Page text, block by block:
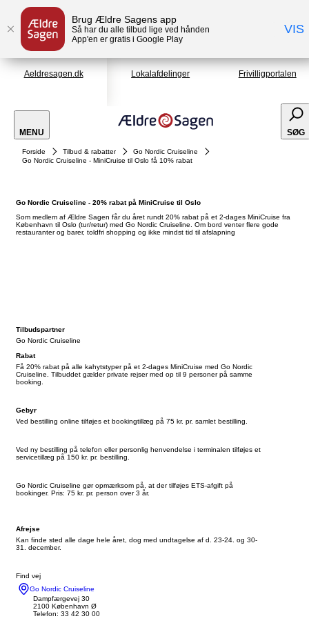
Brug Ældre Sagens app
Så har du alle tilbud lige ved hånden
App'en er gratis i Google Play
VIS
Aeldresagen.dk Lokalafdelinger Frivilligportalen
MENU SØG
Forside Tilbud & rabatter
Go Nordic Cruiseline
Go Nordic Cruiseline - MiniCruise til Oslo få 10% rabat
Go Nordic Cruiseline - 20% rabat på MiniCruise til Oslo
Som medlem af Ældre Sagen får du året rundt 20% rabat på et 2-dages MiniCruise fra
København til Oslo (tur/retur) med Go Nordic Cruiseline. Om bord venter flere gode
restauranter og barer, toldfri shopping og ikke mindst tid til afslapning
Tilbudspartner
Go Nordic Cruiseline
Rabat
Få 20% rabat på alle kahytstyper på et 2-dages MiniCruise med Go Nordic
Cruiseline. Tilbuddet gælder private rejser med op til 9 personer på samme
booking.
Gebyr
Ved bestilling online tilføjes et bookingtillæg på 75 kr. pr. samlet bestilling.
Ved ny bestilling på telefon eller personlig henvendelse i terminalen tilføjes et
servicetillæg på 150 kr. pr. bestilling.
Go Nordic Cruiseline gør opmærksom på, at der tilføjes ETS-afgift på
bookinger. Pris: 75 kr. pr. person over 3 år.
Afrejse
Kan finde sted alle dage hele året, dog med undtagelse af d. 23-24. og 30-
31. december.
Find vej
Go Nordic Cruiseline
Dampfærgevej 30
2100 København Ø
Telefon: 33 42 30 00